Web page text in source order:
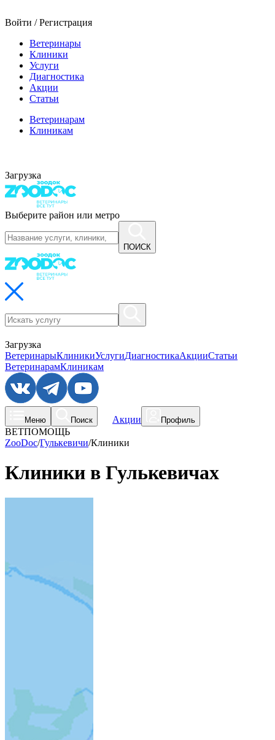
Войти / Регистрация
Ветеринары
Клиники
Услуги
Диагностика
Акции
Статьи
Ветеринарам
Клиникам
Загрузка
Выберите район или метро
ПОИСК
Загрузка
ВетеринарыКлиникиУслугиДиагностикаАкцииСтатьи
ВетеринарамКлиникам
Меню Поиск Акции Профиль
ВЕТПОМОЩЬ
ZooDoc/Гулькевичи/Клиники
Клиники в Гулькевичах